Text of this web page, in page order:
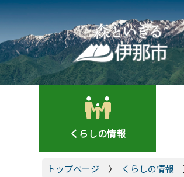
こ
の
ペ
ー
ジ
の
くらしの情報
トップページ くらしの情報